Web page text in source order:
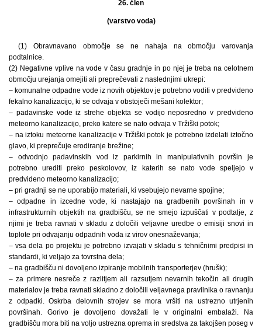
26. člen
(varstvo voda)
(1) Obravnavano območje se ne nahaja na območju varovanja
podtalnice.
(2) Negativne vplive na vode v času gradnje in po njej je treba na celotnem
območju urejanja omejiti ali preprečevati z naslednjimi ukrepi:
– komunalne odpadne vode iz novih objektov je potrebno voditi v predvideno
fekalno kanalizacijo, ki se odvaja v obstoječi mešani kolektor;
– padavinske vode iz strehe objekta se vodijo neposredno v predvideno
meteorno kanalizacijo, preko katere se nato odvaja v Tržiški potok;
– na iztoku meteorne kanalizacije v Tržiški potok je potrebno izdelati iztočno
glavo, ki preprečuje erodiranje brežine;
– odvodnjo padavinskih vod iz parkirnih in manipulativnih površin je
potrebno urediti preko peskolovov, iz katerih se nato vode speljejo v
predvideno meteorno kanalizacijo;
– pri gradnji se ne uporabijo materiali, ki vsebujejo nevarne spojine;
– odpadne in izcedne vode, ki nastajajo na gradbenih površinah in v
infrastrukturnih objektih na gradbišču, se ne smejo izpuščati v podtalje, z
njimi je treba ravnati v skladu z določili veljavne uredbe o emisiji snovi in
toplote pri odvajanju odpadnih voda iz virov onesnaževanja;
– vsa dela po projektu je potrebno izvajati v skladu s tehničnimi predpisi in
standardi, ki veljajo za tovrstna dela;
– na gradbišču ni dovoljeno izpiranje mobilnih transporterjev (hrušk);
– za primere nesreče z razlitjem ali razsutjem nevarnih tekočin ali drugih
materialov je treba ravnati skladno z določili veljavnega pravilnika o ravnanju
z odpadki. Oskrba delovnih strojev se mora vršiti na ustrezno utrjenih
površinah. Gorivo je dovoljeno dovažati le v originalni embalaži. Na
gradbišču mora biti na voljo ustrezna oprema in sredstva za takojšen poseg v